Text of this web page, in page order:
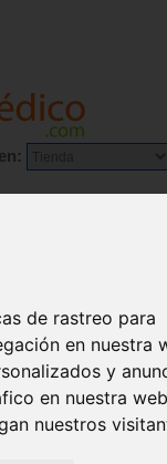
de rastreo para
en nuestra
y
en nuestra
nuestros
en: